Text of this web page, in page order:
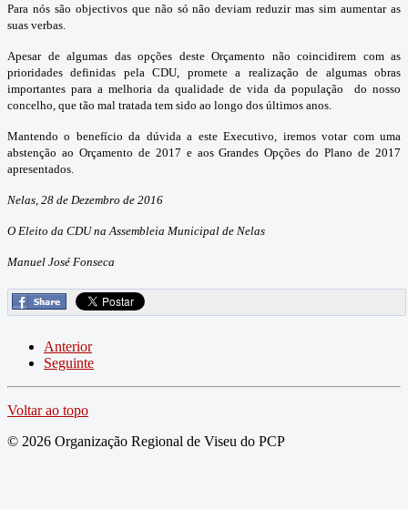
Para nós são objectivos que não só não deviam reduzir mas sim aumentar as
suas verbas.
Apesar de algumas das opções deste Orçamento não coincidirem com as
prioridades definidas pela CDU, promete a realização de algumas obras
importantes para a melhoria da qualidade de vida da população do nosso
concelho, que tão mal tratada tem sido ao longo dos últimos anos.
Mantendo o benefício da dúvida a este Executivo, iremos votar com uma
abstenção ao Orçamento de 2017 e aos Grandes Opções do Plano de 2017
apresentados.
Nelas, 28 de Dezembro de 2016
O Eleito da CDU na Assembleia Municipal de Nelas
Manuel José Fonseca
Anterior
Seguinte
Voltar ao topo
© 2026 Organização Regional de Viseu do PCP